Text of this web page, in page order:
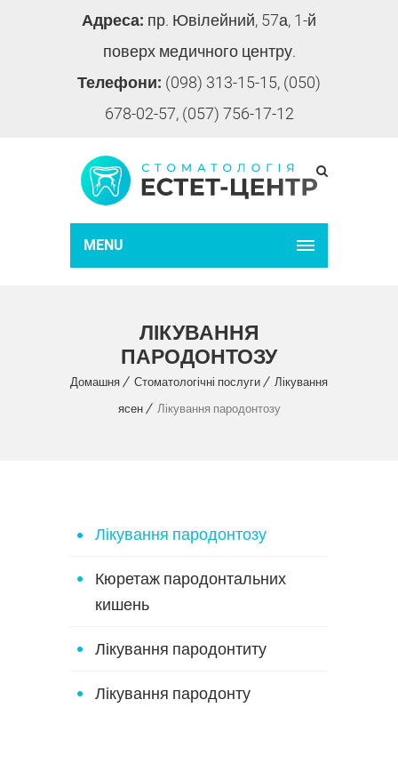
Адреса: пр. Ювілейний, 57а, 1-й
поверх медичного центру.
Телефони: (098) 313-15-15, (050)
678-02-57, (057) 756-17-12
MENU
ЛІКУВАННЯ
ПАРОДОНТОЗУ
Домашня Стоматологічні послуги
Лікування
ясен
Лікування пародонтозу
Лікування пародонтозу
Кюретаж пародонтальних
кишень
Лікування пародонтиту
Лікування пародонту